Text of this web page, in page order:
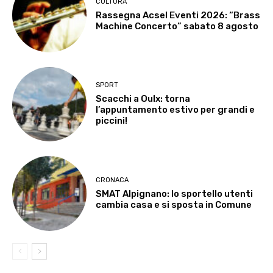
Rassegna Acsel Eventi 2026: “Brass
Machine Concerto” sabato 8 agosto
SPORT
Scacchi a Oulx: torna
l’appuntamento estivo per grandi e
piccini!
CRONACA
SMAT Alpignano: lo sportello utenti
cambia casa e si sposta in Comune